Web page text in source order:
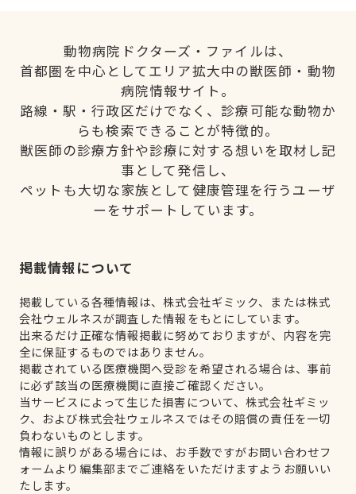
動物病院ドクターズ・ファイルは、
首都圏を中心としてエリア拡大中の獣医師・動物
病院情報サイト。
路線・駅・行政区だけでなく、診療可能な動物か
らも検索できることが特徴的。
獣医師の診療方針や診療に対する想いを取材し記
事として発信し、
ペットも大切な家族として健康管理を行うユーザ
ーをサポートしています。
掲載情報について
掲載している各種情報は、株式会社ギミック、または株式
会社ウェルネスが調査した情報をもとにしています。
出来るだけ正確な情報掲載に努めておりますが、内容を完
全に保証するものではありません。
掲載されている医療機関へ受診を希望される場合は、事前
に必ず該当の医療機関に直接ご確認ください。
当サービスによって生じた損害について、株式会社ギミッ
ク、および株式会社ウェルネスではその賠償の責任を一切
負わないものとします。
情報に誤りがある場合には、お手数ですがお問い合わせフ
ォームより編集部までご連絡をいただけますようお願いい
たします。